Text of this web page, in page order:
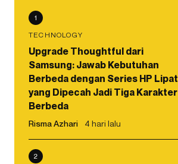
1
TECHNOLOGY
Upgrade Thoughtful dari
Samsung: Jawab Kebutuhan
Berbeda dengan Series HP Lipat
yang Dipecah Jadi Tiga Karakter
Berbeda
Risma Azhari 4 hari lalu
2